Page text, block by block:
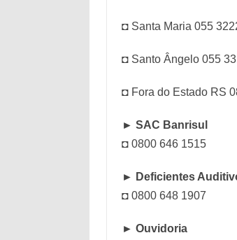
◘ Santa Maria 055
◘ Santo Ângelo 055
◘ Fora do Estado RS
► SAC Banrisul
◘ 0800 646 1515
► Deficientes
◘ 0800 648 1907
► Ouvidoria